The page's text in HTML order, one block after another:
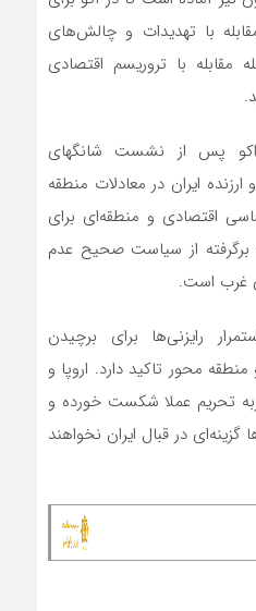
با تهدیدات و چالش‌های
با تروریسم اقتصادی
پس از نشست شانگهای
ایران در معادلات منطقه
اقتصادی و منطقه‌ای برای
از سیاست صحیح عدم
غرب است.
رایزنی‌ها برای برچیدن
محور تاکید دارد. اروپا و
تحریم عملا شکست خورده و
در قبال ایران نخواهند